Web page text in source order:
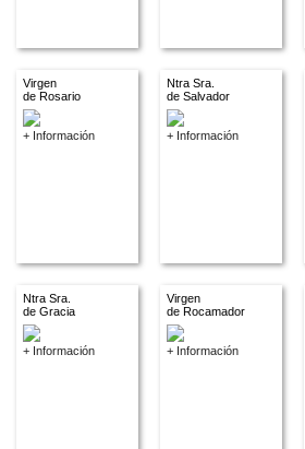
Virgen
de Rosario
+ Información
Ntra Sra.
de Salvador
+ Información
Ntra Sra.
de Gracia
+ Información
Virgen
de Rocamador
+ Información